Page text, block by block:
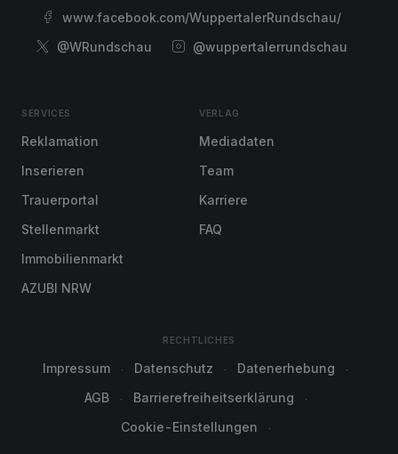
www.facebook.com/WuppertalerRundschau/
@WRundschau
@wuppertalerrundschau
SERVICES
Reklamation
Inserieren
Trauerportal
Stellenmarkt
Immobilienmarkt
AZUBI NRW
VERLAG
Mediadaten
Team
Karriere
FAQ
RECHTLICHES
Impressum Datenschutz
Datenerhebung
AGB
Barrierefreiheitserklärung
Cookie-Einstellungen